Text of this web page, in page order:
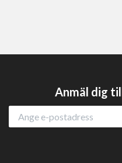
Anmäl dig